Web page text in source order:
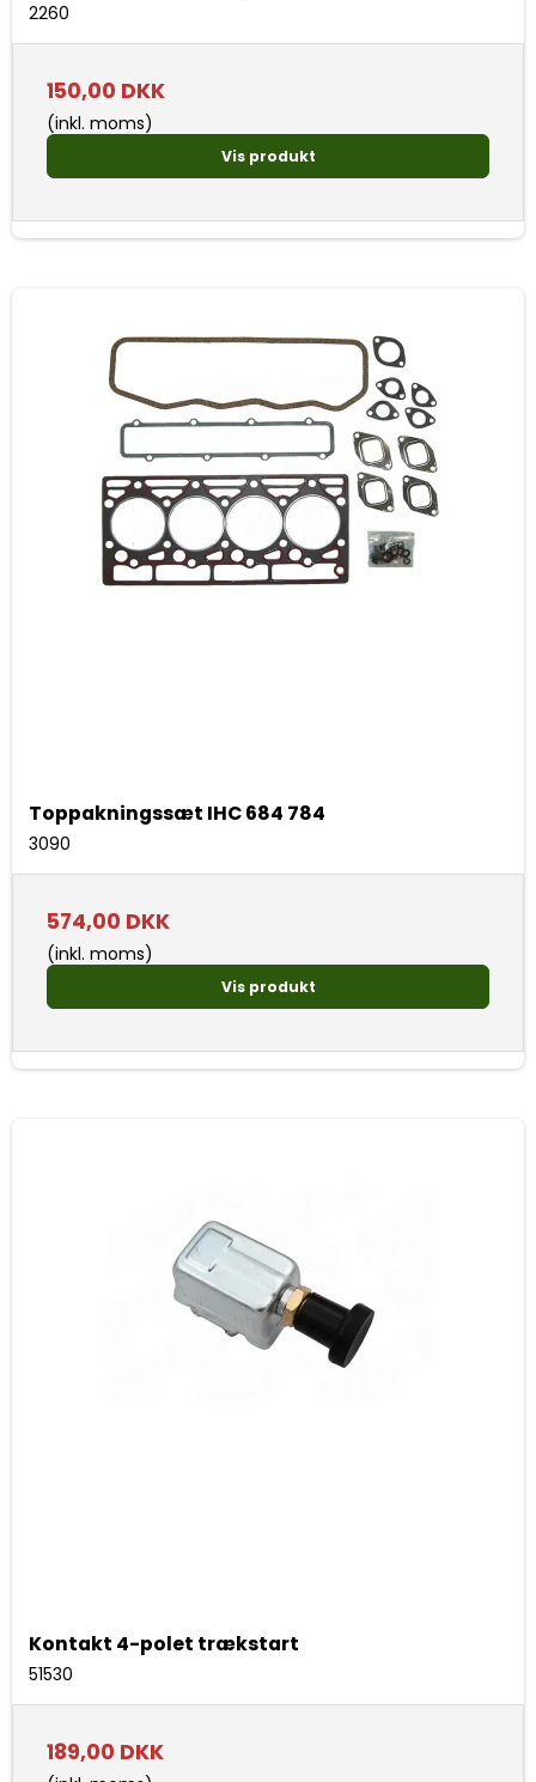
2260
150,00 DKK
(inkl. moms)
Vis produkt
Toppakningssæt IHC 684 784
3090
574,00 DKK
(inkl. moms)
Vis produkt
Kontakt 4-polet trækstart
51530
189,00 DKK